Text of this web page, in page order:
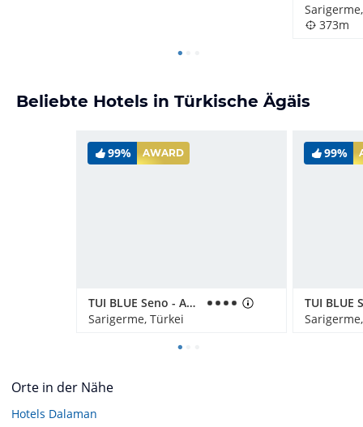
373m
Beliebte Hotels in Türkische Ägäis
99% AWARD
TUI BLUE Seno - Adults Only
Sarigerme, Türkei
99%
Orte in der Nähe
Hotels Dalaman